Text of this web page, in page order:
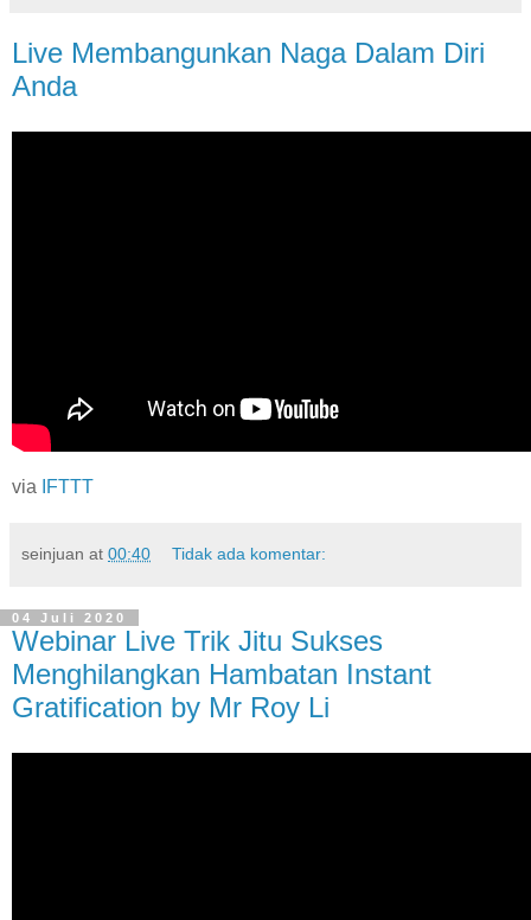
Live Membangunkan Naga Dalam Diri
Anda
via IFTTT
seinjuan at 00:40 Tidak ada komentar:
04 Juli 2020
Webinar Live Trik Jitu Sukses
Menghilangkan Hambatan Instant
Gratification by Mr Roy Li